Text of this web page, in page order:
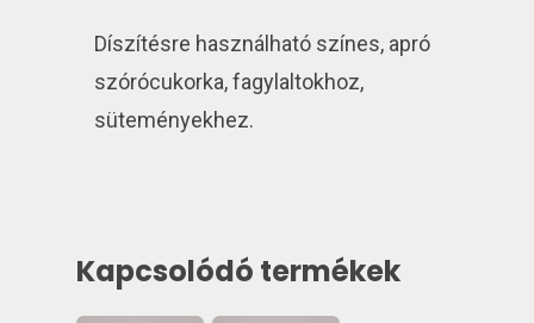
Díszítésre használható színes, apró
szórócukorka, fagylaltokhoz,
süteményekhez.
Kapcsolódó termékek